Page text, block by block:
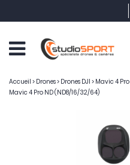
Accueil > Drones> Drones DJI > Mavic 4 Pro
Mavic 4 Pro ND (ND8/16/32/64)